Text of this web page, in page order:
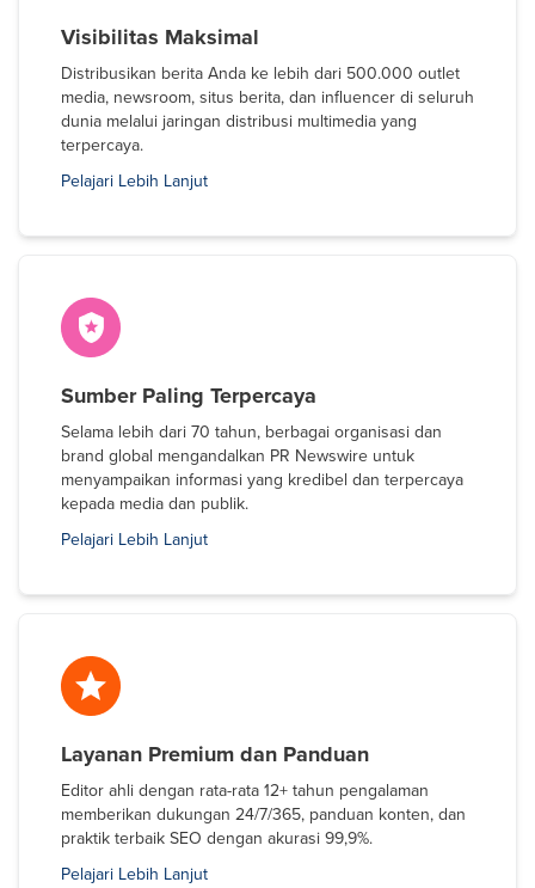
Visibilitas Maksimal
Distribusikan berita Anda ke lebih dari 500.000 outlet
media, newsroom, situs berita, dan influencer di seluruh
dunia melalui jaringan distribusi multimedia yang
terpercaya.
Pelajari Lebih Lanjut
Sumber Paling Terpercaya
Selama lebih dari 70 tahun, berbagai organisasi dan
brand global mengandalkan PR Newswire untuk
menyampaikan informasi yang kredibel dan terpercaya
kepada media dan publik.
Pelajari Lebih Lanjut
Layanan Premium dan Panduan
Editor ahli dengan rata-rata 12+ tahun pengalaman
memberikan dukungan 24/7/365, panduan konten, dan
praktik terbaik SEO dengan akurasi 99,9%.
Pelajari Lebih Lanjut